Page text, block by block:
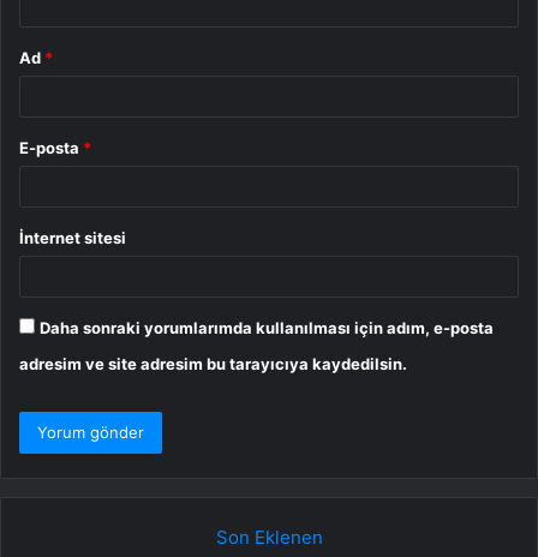
Ad *
E-posta *
İnternet sitesi
Daha sonraki yorumlarımda kullanılması için adım, e-posta
adresim ve site adresim bu tarayıcıya kaydedilsin.
Son Eklenen